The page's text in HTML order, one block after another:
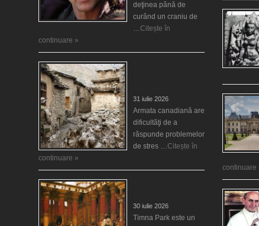
deţinea până de
curând un craniu de
…Citește în
continuare »
31 iulie 2026
Armata canadiană are
dificultăţi de a
răspunde problemelor
de stres …Citește în
continuare »
30 iulie 2026
Timna Park este un
continuare